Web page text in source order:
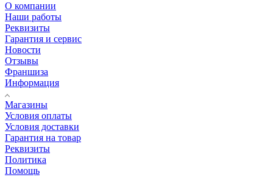
О компании
Наши работы
Реквизиты
Гарантия и сервис
Новости
Отзывы
Франшиза
Информация
Магазины
Условия оплаты
Условия доставки
Гарантия на товар
Реквизиты
Политика
Помощь